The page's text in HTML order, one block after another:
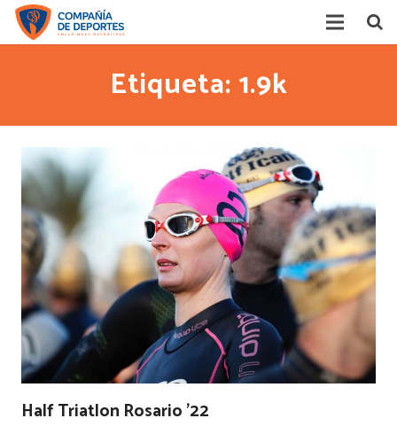
Acerca de
Contacto
Etiqueta: 1.9k
Half Triatlon Rosario ’22